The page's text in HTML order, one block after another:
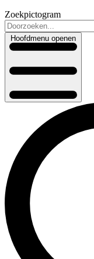
Zoekpictogram
Hoofdmenu openen